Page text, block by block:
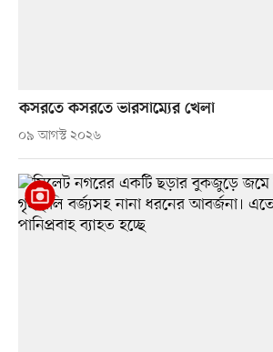
কসরতে কসরতে ভারসাম্যের খেলা
০৯ আগস্ট ২০২৬